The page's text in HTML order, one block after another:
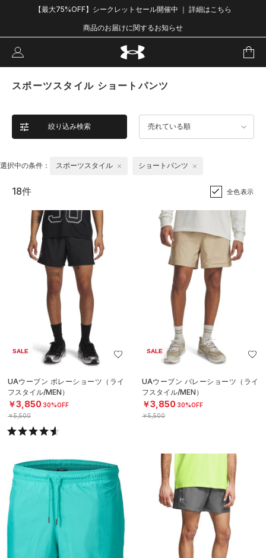
【最大75%OFF】シークレットセール開催中 ｜ 詳細はこちら
商品のお届けに関するお知らせ
スポーツスタイル ショートパンツ
絞り込み検索 売れている順
選択中の条件： スポーツスタイル ショートパンツ
18件 全色表示
SALE
UAウーブン ボレーショーツ（ライ
フスタイル/MEN）
￥3,850 30%OFF
￥5,500
SALE
UAウーブン バレーショーツ（ライ
フスタイル/MEN）
￥3,850 30%OFF
￥5,500